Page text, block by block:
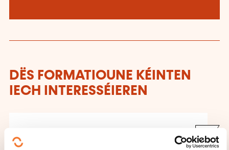
DËS FORMATIOUNE KÉINTEN
IECH INTERESSÉIEREN